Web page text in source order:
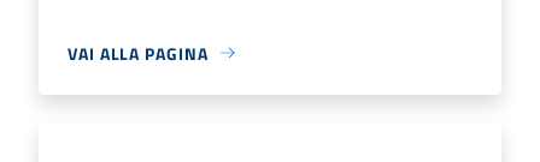
VAI ALLA PAGINA